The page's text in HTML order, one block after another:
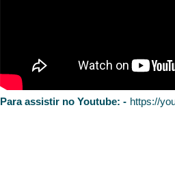
Para assistir no Youtube: - https://